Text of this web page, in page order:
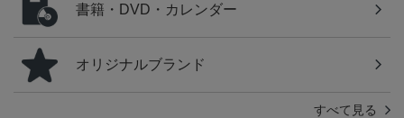
書籍・DVD・カレンダー
オリジナルブランド
すべて見る